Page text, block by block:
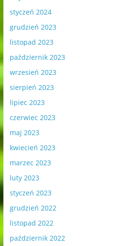
styczeń 2024
grudzień 2023
listopad 2023
październik 2023
wrzesień 2023
sierpień 2023
lipiec 2023
czerwiec 2023
maj 2023
kwiecień 2023
marzec 2023
luty 2023
styczeń 2023
grudzień 2022
listopad 2022
październik 2022